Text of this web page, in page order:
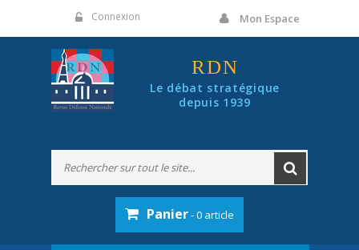
Connexion Mon Espace
RDN
Le débat stratégique
depuis 1939
Panier- 0 article